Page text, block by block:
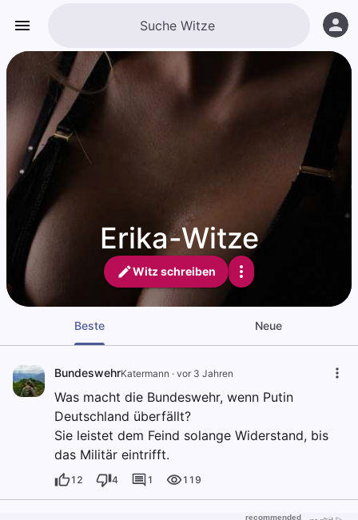
Erika-Witze
Witz schreiben
Beste Neue
BundeswehrKatermann · vor 3 Jahren
Was macht die Bundeswehr, wenn Putin
Deutschland überfällt?
Sie leistet dem Feind solange Widerstand, bis
das Militär eintrifft.
12 4 1 119